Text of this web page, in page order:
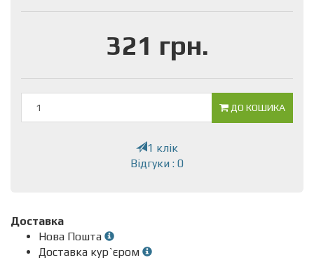
321 грн.
ДО КОШИКА
1 клік
Відгуки : 0
Доставка
Нова Пошта
Доставка кур`єром